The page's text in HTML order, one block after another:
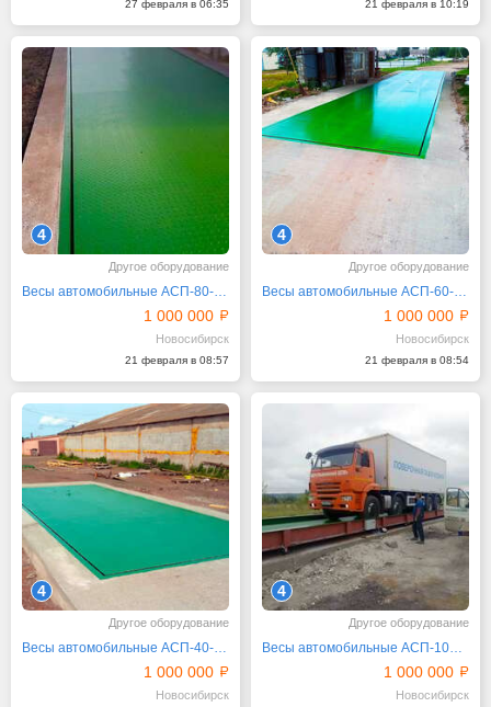
27 февраля в 06:35 21 февраля в 10:19
4
Другое оборудование
Весы автомобильные АСП-80-18 приямочные
1 000 000
Новосибирск
21 февраля в 08:57
4
Другое оборудование
Весы автомобильные АСП-60-12 приямочные
1 000 000
Новосибирск
21 февраля в 08:54
4
Другое оборудование
Весы автомобильные АСП-40-8 приямочные
1 000 000
Новосибирск
4
Другое оборудование
Весы автомобильные АСП-100-24 поверхностные
1 000 000
Новосибирск